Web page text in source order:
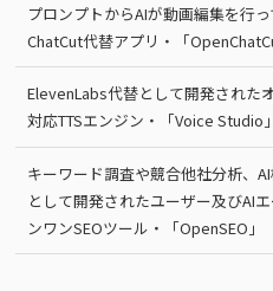
プロンプトからAIが動画編集を行
ChatCut代替アプリ・「
ElevenLabs代替として開発された
対応TTSエンジン・「Voice Studio」
キーワード調査や競合他社分析、
として開発されたユーザー及びAI
ンワンSEOツール・「OpenSEO」